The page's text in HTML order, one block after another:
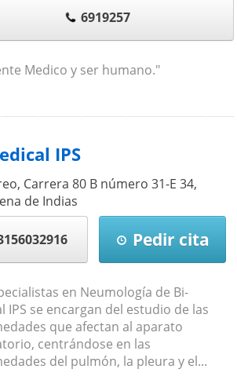
6919257
Medico y ser humano."
IPS
Carrera 80 B número 31-E 34,
de Indias
Pedir cita
en Neumología de Bi-
IPS se encargan del estudio de las
que afectan al aparato
centrándose en las
del pulmón, la pleura y el...